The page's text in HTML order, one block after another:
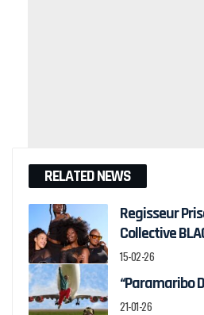
RELATED NEWS
Regisseur
Collective
15-02-26
“Paramaribo
21-01-26